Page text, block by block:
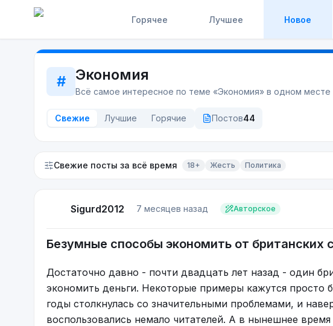
Горячее Лучшее Новое
# Экономия
Всё самое интересное по теме «Экономия» в одном месте
Свежие Лучшие Горячие Постов44
Свежие посты за всё время 18+ Жесть Политика
Sigurd2012 7 месяцев назад Авторское
Безумные способы экономить от британских
Достаточно давно - почти двадцать лет назад - один
экономить деньги. Некоторые примеры кажутся просто
годы столкнулась со значительными проблемами, и
воспользовались немало читателей. А в нынешнее